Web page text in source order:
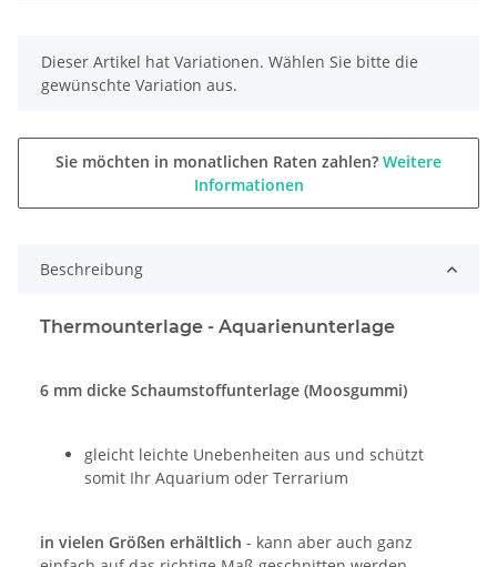
x
Dieser Artikel hat Variationen. Wählen Sie bitte die
gewünschte Variation aus.
Sie möchten in monatlichen Raten zahlen? Weitere
Informationen
Beschreibung
Thermounterlage - Aquarienunterlage
6 mm dicke Schaumstoffunterlage (Moosgummi)
gleicht leichte Unebenheiten aus und schützt
somit Ihr Aquarium oder Terrarium
in vielen Größen erhältlich - kann aber auch ganz